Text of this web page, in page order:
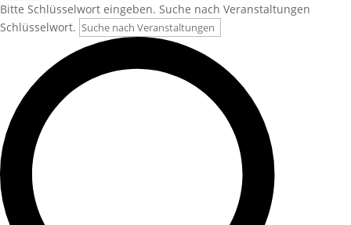
Bitte Schlüsselwort eingeben. Suche nach Veranstaltungen
Schlüsselwort.